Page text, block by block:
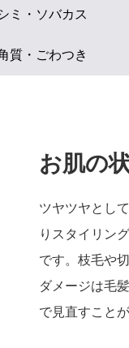
ミ・ソバカス
質・ごわつき
お肌の
ツヤツヤとし
りスタイリン
です。枝毛や
ダメージは毛
で見直すこと